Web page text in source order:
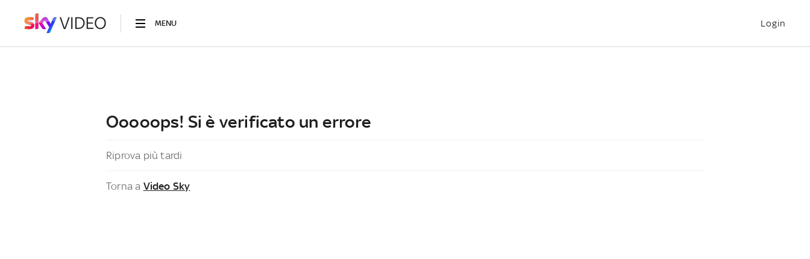
MENU Login
Ooooops! Si è verificato un errore
Riprova più tardi
Torna a Video Sky